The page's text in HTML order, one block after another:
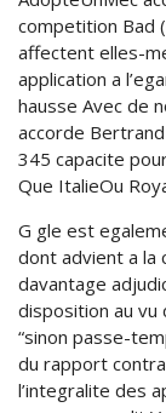
competition Bad
affectent elles-
application a
hausse Avec de
accorde
345 capacite
Que ItalieOu
G gle est
dont advient a la
davantage
disposition au vu
“sinon passe-
du rapport
l’integralite des